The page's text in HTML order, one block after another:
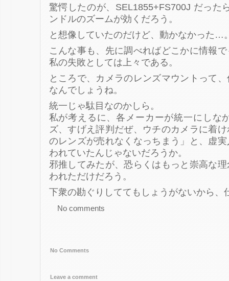
驚愕したのが、SEL1855+FS700J だった
ンドルのズームが効くだろう。
と想像していたのだけど、動かなかった…
こんな事も、先に調べればどこかに情報
私の失敗としては上々である。
ところで、カメラのレンズマウントって
なんでしょうね。
統一じゃ駄目なのかしら。
私が考えるに、各メーカーが統一にしな
ズ、すげえ評判だぜ、ウチのカメラに着
のレンズが売れなくなっちまう」と、虚
われていたんじゃないだろうか。
邪推してみたが、恐らくはもっと崇高な
われただけだろう。
下衆の勘ぐりしててもしょうがないから、
No comments
No Comments
Leave a comment